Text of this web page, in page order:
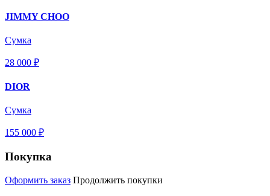
JIMMY CHOO
Сумка
28 000 ₽
DIOR
Сумка
155 000 ₽
Покупка
Оформить заказ Продолжить покупки